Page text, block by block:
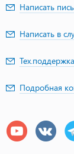
Написать
Написать в
Подробная